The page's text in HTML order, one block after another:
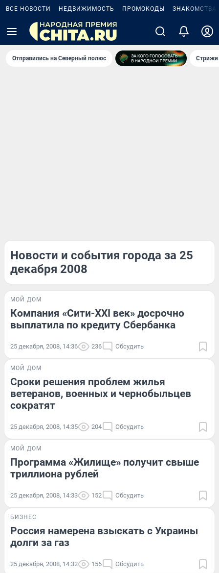
ВСЕ НОВОСТИ НЕДВИЖИМОСТЬ ПРОМОКОДЫ ЗНАКОМСТВА
Отправились на Северный полюс Стрижи
Новости и события города за 25
декабря 2008
МОЙ ДОМ
Компания «Сити-XXI век» досрочно
выплатила по кредиту Сбербанка
25 декабря, 2008, 14:36 236 Обсудить
МОЙ ДОМ
Сроки решения проблем жилья
ветеранов, военных и чернобыльцев
сократят
25 декабря, 2008, 14:35 204 Обсудить
МОЙ ДОМ
Программа «Жилище» получит свыше
триллиона рублей
25 декабря, 2008, 14:33 152 Обсудить
БИЗНЕС
Россия намерена взыскать с Украины
долги за газ
25 декабря, 2008, 14:32 156 Обсудить